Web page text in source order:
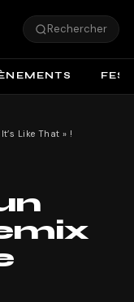
Rechercher
Like That » !